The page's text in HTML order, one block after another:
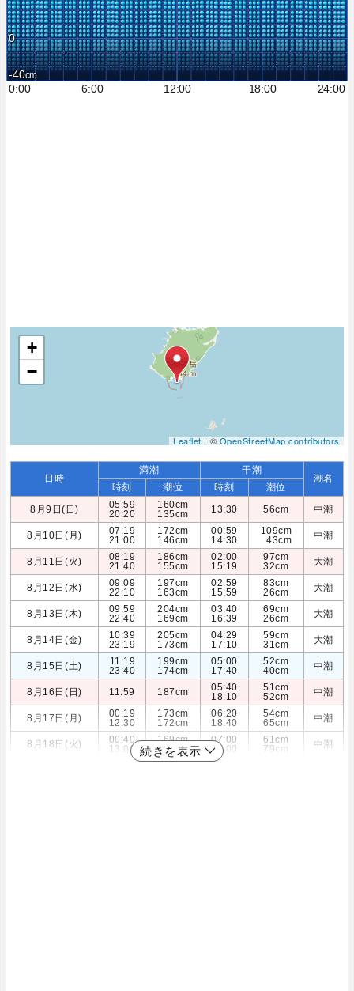
0
-40
0:00
6:00 12:00 18:00 24:00
+
−
Leaflet| ©OpenStreetMap contributors
日時
満潮 干潮
潮名
時刻 潮位 時刻
潮位
8月9日(日)
05:59
20:20
160cm
135cm
13:30 56cm 中潮
8月10日(月)
07:19
21:00
172cm
146cm
00:59
14:30
109cm
43cm
中潮
8月11日(火)
08:19
21:40
186cm
155cm
02:00
15:19
97cm
32cm
大潮
8月12日(水)
09:09
22:10
197cm
163cm
02:59
15:59
83cm
26cm
大潮
8月13日(木)
09:59
22:40
204cm
169cm
03:40
16:39
69cm
26cm
大潮
8月14日(金)
10:39
23:19
205cm
173cm
04:29
17:10
59cm
31cm
大潮
8月15日(土)
11:19
23:40
199cm
174cm
05:00
17:40
52cm
40cm
中潮
8月16日(日) 11:59 187cm
05:40
18:10
51cm
52cm
中潮
8月17日(月)
00:19
12:30
173cm
172cm
06:20
18:40
54cm
65cm
中潮
8月18日(火)
00:40
13:09
169cm
155cm
07:00
19:00
61cm
79cm
中潮
続きを表示